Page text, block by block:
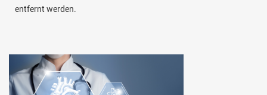
entfernt werden.